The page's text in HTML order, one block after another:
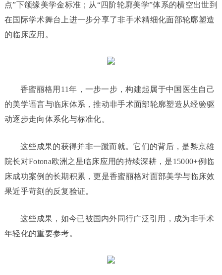
点”下颌缘美学金标准；从“四阶轮廓美学”体系的横空出世到
在国际学术舞台上进一步分享了非手术精细化面部轮廓塑造
的临床应用。
香蜜丽格用11年，一步一步，构建起属于中国医生自己
的美学语言与临床体系，推动非手术面部轮廓塑造从经验驱
动逐步走向体系化与标准化。
这些成果的获得并非一蹴而就。它们的背后，是黎京雄
院长对Fotona欧洲之星临床应用的持续深耕，是15000+例临
床成功案例的长期积累，更是香蜜丽格对面部美学与临床效
果近乎苛刻的反复验证。
这些成果，如今已被国内外同行广泛引用，成为非手术
年轻化的重要参考。